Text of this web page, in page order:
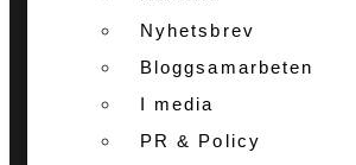
Nyhetsbrev
Bloggsamarbeten
I media
PR & Policy